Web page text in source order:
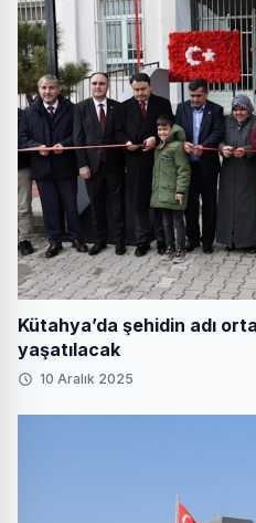
Kütahya’da şehidin adı
yaşatılacak
10 Aralık 2025